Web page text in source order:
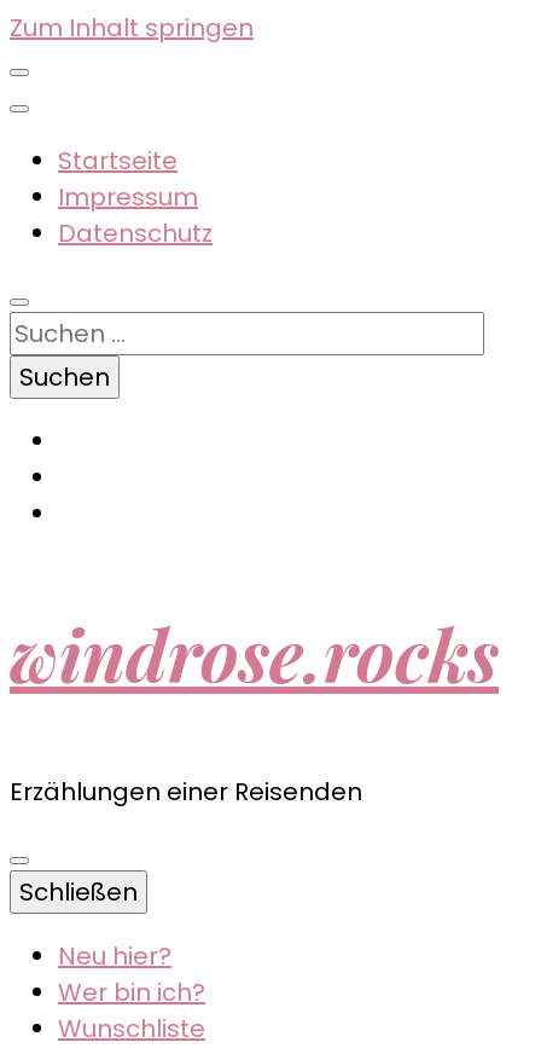
Zum Inhalt springen
Startseite
Impressum
Datenschutz
Suchen
nach:
windrose.rocks
Erzählungen einer Reisenden
Schließen
Neu hier?
Wer bin ich?
Wunschliste